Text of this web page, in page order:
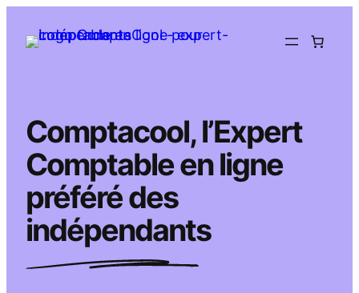
Comptacool, l’Expert
Comptable en ligne
préféré des
indépendants